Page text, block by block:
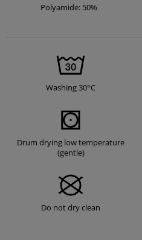
Polyamide: 50%
Washing 30°C
Drum drying low temperature
(gentle)
Do not dry clean